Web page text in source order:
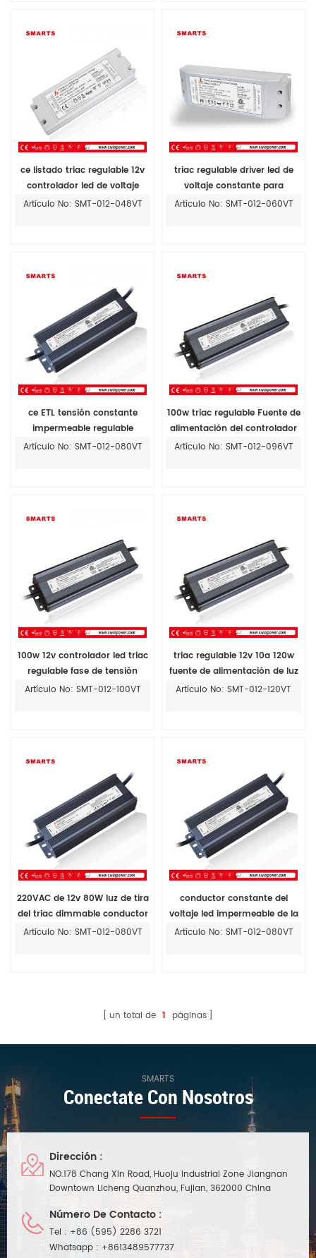
ce listado triac regulable 12v
controlador led de voltaje
constante para tira de led
Artículo No: SMT-012-048VT
triac regulable driver led de
voltaje constante para
iluminación led 50w 60w
Artículo No: SMT-012-060VT
ce ETL tensión constante
impermeable regulable
controlador led 12v 24v 80w
Artículo No: SMT-012-080VT
100w triac regulable Fuente de
alimentación del controlador
LED de voltaje constante para
Artículo No: SMT-012-096VT
100w 12v controlador led triac
regulable fase de tensión
constante ETL
Artículo No: SMT-012-100VT
triac regulable 12v 10a 120w
fuente de alimentación de luz
de tira llevada
Artículo No: SMT-012-120VT
220VAC de 12v 80W luz de tira
del triac dimmable conductor
Artículo No: SMT-012-080VT
conductor constante del
voltaje led impermeable de la
fuente de alimentación 12vdc
Artículo No: SMT-012-080VT
un total de 1 páginas
SMARTS
Conectate Con Nosotros
Dirección :
NO.178 Chang Xin Road, Huoju Industrial Zone Jiangnan
Downtown Licheng Quanzhou, Fujian, 362000 China
Número De Contacto :
Tel : +86 (595) 2286 3721
Whatsapp : +8613489577737